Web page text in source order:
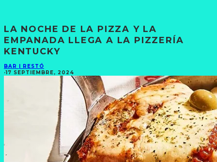
LA NOCHE DE LA PIZZA Y LA
EMPANADA LLEGA A LA PIZZERÍA
KENTUCKY
BAR | RESTÓ
·17 SEPTIEMBRE, 2024